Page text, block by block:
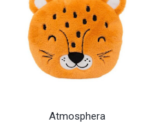
Atmosphera